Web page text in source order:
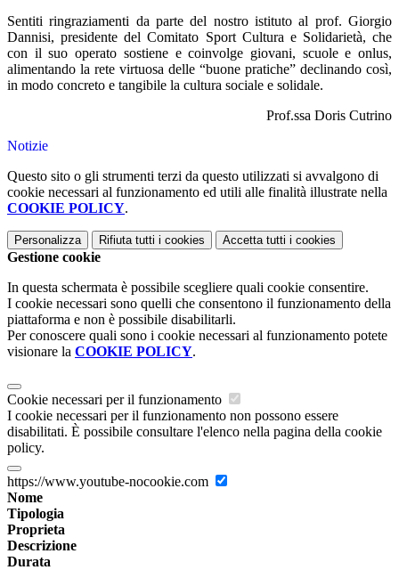
Sentiti ringraziamenti da parte del nostro istituto al prof. Giorgio
Dannisi, presidente del Comitato Sport Cultura e Solidarietà, che
con il suo operato sostiene e coinvolge giovani, scuole e onlus,
alimentando la rete virtuosa delle “buone pratiche” declinando così,
in modo concreto e tangibile la cultura sociale e solidale.
Prof.ssa Doris Cutrino
Notizie
Questo sito o gli strumenti terzi da questo utilizzati si avvalgono di
cookie necessari al funzionamento ed utili alle finalità illustrate nella
COOKIE POLICY.
Personalizza Rifiuta tutti i cookies Accetta tutti i cookies
Gestione cookie
In questa schermata è possibile scegliere quali cookie consentire.
I cookie necessari sono quelli che consentono il funzionamento della
piattaforma e non è possibile disabilitarli.
Per conoscere quali sono i cookie necessari al funzionamento potete
visionare la COOKIE POLICY.
Cookie necessari per il funzionamento
I cookie necessari per il funzionamento non possono essere
disabilitati. È possibile consultare l'elenco nella pagina della cookie
policy.
https://www.youtube-nocookie.com
Nome
Tipologia
Proprieta
Descrizione
Durata